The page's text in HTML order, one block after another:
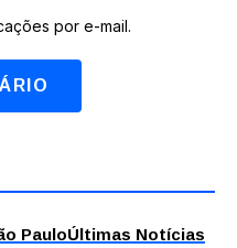
por e-mail.
PauloÚltimas Notícias